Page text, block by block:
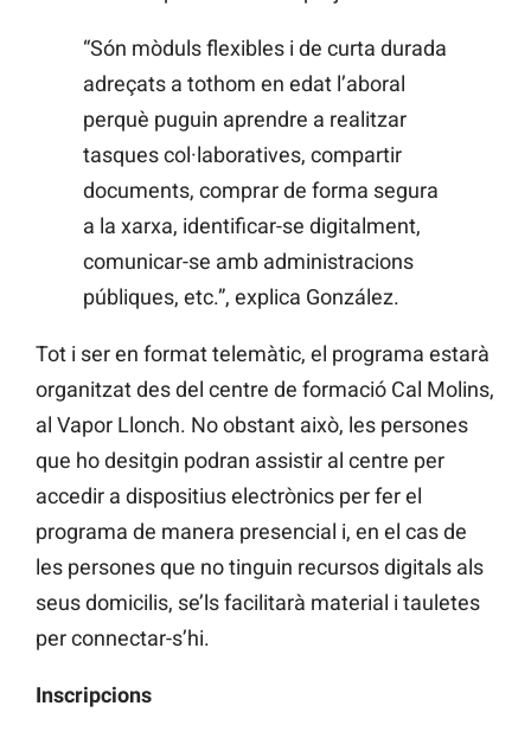
“Són mòduls flexibles i de curta durada
adreçats a tothom en edat l’aboral
perquè puguin aprendre a realitzar
tasques col·laboratives, compartir
documents, comprar de forma segura
a la xarxa, identificar-se digitalment,
comunicar-se amb administracions
públiques, etc.”, explica González.
Tot i ser en format telemàtic, el programa estarà
organitzat des del centre de formació Cal Molins,
al Vapor Llonch. No obstant això, les persones
que ho desitgin podran assistir al centre per
accedir a dispositius electrònics per fer el
programa de manera presencial i, en el cas de
les persones que no tinguin recursos digitals als
seus domicilis, se’ls facilitarà material i tauletes
per connectar-s’hi.
Inscripcions